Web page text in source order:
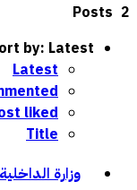
2 Posts
by: Latest
Latest
liked
Title
وزارة الداخلية: 40 ألف شخص توجهوا نحو سبتة و1135 نحو مليلية خلال محاولات العبور